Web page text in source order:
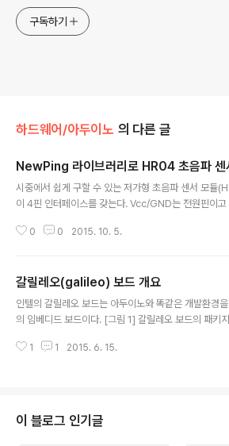
구독하기
하드웨어/아두이노 의 다른 글
NewPing 라이브러리로 HR04 초음파 센
시중에서 쉽게 구할 수 있는 저가형 초음파 센서 모듈
이 4핀 인터페이스를 갖는다. Vcc/GND는 전원핀이
신호선이다. 따라서 이 모듈을 사용하려면 아두이노의
이 아두이노 IDE에서 등록할 수 있다. 스케치 >
Library 설치하였다면 다음과 같이 메뉴에 항목이 새
택하면 프로그램에 #include “NewPing.h” 가..
0 0 2015. 10. 5.
갈릴레오(galileo) 보드 개요
인텔의 갈릴레오 보드는 아두이노와 똑같은 개발환경
의 임베디드 보드이다. [그림 1] 갈릴레오 보드의 패키
개발환경과 거의 동일하다는 것이다. 하지만 리눅스
동작한다. 약간의 구글링 결과 제조사 홈페이지에서 확
신의 경우 갈릴레오 보드는 마스터로만 사용할 수 있
1 1 2015. 6. 15.
이 블로그 인기글